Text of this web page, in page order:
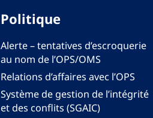
Politique
Alerte – tentatives d’escroquerie
au nom de l’OPS/OMS
Relations d’affaires avec l’OPS
Système de gestion de l’intégrité
et des conflits (SGAIC)